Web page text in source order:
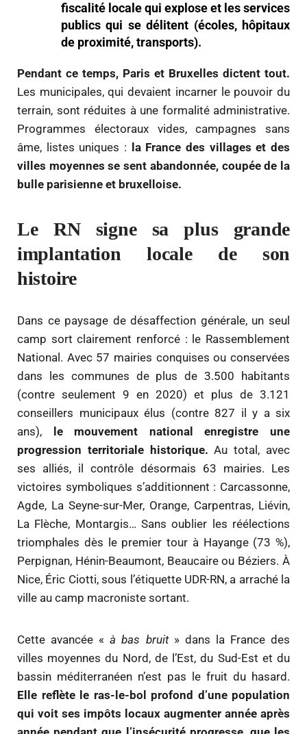
fiscalité locale qui explose et les services
publics qui se délitent (écoles, hôpitaux
de proximité, transports).
Pendant ce temps, Paris et Bruxelles dictent tout.
Les municipales, qui devaient incarner le pouvoir du
terrain, sont réduites à une formalité administrative.
Programmes électoraux vides, campagnes sans
âme, listes uniques :
la France des villages et des
villes moyennes se sent abandonnée, coupée de la
bulle parisienne et bruxelloise.
Le RN signe sa plus grande
implantation locale de son
histoire
Dans ce paysage de désaffection générale, un seul
camp sort clairement renforcé : le Rassemblement
National. Avec 57 mairies conquises ou conservées
dans les communes de plus de 3.500 habitants
(contre seulement 9 en 2020) et plus de 3.121
conseillers municipaux élus (contre 827 il y a six
ans),
le mouvement national enregistre une
progression territoriale historique. Au total, avec
ses alliés, il contrôle désormais 63 mairies. Les
victoires symboliques s’additionnent : Carcassonne,
Agde, La Seyne-sur-Mer, Orange, Carpentras, Liévin,
La Flèche, Montargis… Sans oublier les réélections
triomphales dès le premier tour à Hayange (73 %),
Perpignan, Hénin-Beaumont, Beaucaire ou Béziers. À
Nice, Éric Ciotti, sous l’étiquette UDR-RN, a arraché la
ville au camp macroniste sortant.
Cette avancée «à bas bruit» dans la France des
villes moyennes du Nord, de l’Est, du Sud-Est et du
bassin méditerranéen n’est pas le fruit du hasard.
Elle reflète le ras-le-bol profond d’une population
qui voit ses impôts locaux augmenter année après